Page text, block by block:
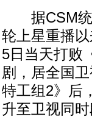
据CSM统
轮上星重播
5日当天打败
剧，居全国
特工组2》后
升至卫视同时